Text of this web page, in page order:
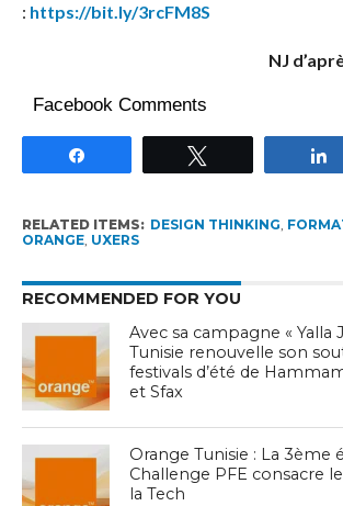
: https://bit.ly/3rcFM8S
NJ
Facebook Comments
RELATED ITEMS: DESIGN THINKING,
ORANGE, UXERS
RECOMMENDED FOR YOU
Avec sa campagne « Yalla
Tunisie renouvelle son
festivals d’été de
et Sfax
Orange Tunisie : La 3ème
Challenge PFE consacre
la Tech